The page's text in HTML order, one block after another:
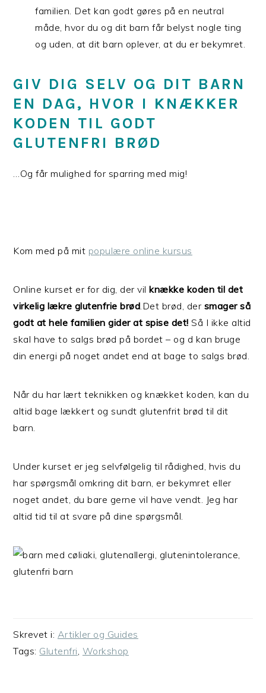
familien. Det kan godt gøres på en neutral
måde, hvor du og dit barn får belyst nogle ting
og uden, at dit barn oplever, at du er bekymret.
GIV DIG SELV OG DIT BARN
EN DAG, HVOR I KNÆKKER
KODEN TIL GODT
GLUTENFRI BRØD
…Og får mulighed for sparring med mig!
Kom med på mit populære online kursus
Online kurset er for dig, der vilknække koden til det
virkelig lækre glutenfrie brød.Det brød, der smager så
godt at hele familien gider at spise det! Så I ikke altid
skal have to salgs brød på bordet – og d kan bruge
din energi på noget andet end at bage to salgs brød.
Når du har lært teknikken og knækket koden, kan du
altid bage lækkert og sundt glutenfrit brød til dit
barn.
Under kurset er jeg selvfølgelig til rådighed, hvis du
har spørgsmål omkring dit barn, er bekymret eller
noget andet, du bare gerne vil have vendt. Jeg har
altid tid til at svare på dine spørgsmål.
Skrevet i: Artikler og Guides
Tags: Glutenfri, Workshop